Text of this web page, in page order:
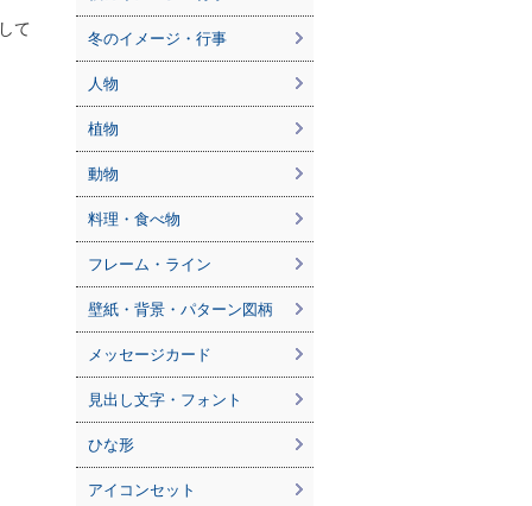
て
冬のイメージ・行事
人物
植物
動物
料理・食べ物
フレーム・ライン
壁紙・背景・パターン図柄
メッセージカード
見出し文字・フォント
ひな形
アイコンセット